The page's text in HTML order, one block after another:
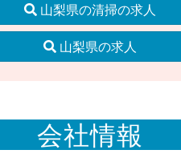
山梨県の清掃の求人
山梨県の求人
会社情報